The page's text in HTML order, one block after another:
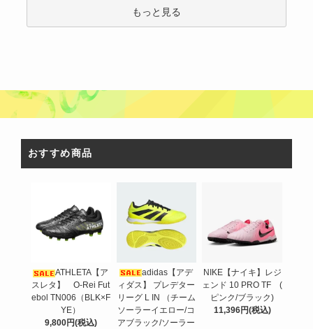
もっと見る
おすすめ商品
ATHLETA【ア
スレタ】 O-Rei Fut
ebol TN006（BLK×F
YE）
9,800円(税込)
adidas【アデ
ィダス】 プレデター
リーグ L IN （チーム
ソーラーイエロー/コ
アブラック/ソーラー
NIKE【ナイキ】レジ
ェンド 10 PRO TF (
ピンク/ブラック)
11,396円(税込)